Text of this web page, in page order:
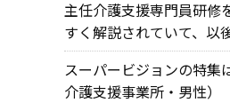
主任介護支援専門員研修
すく解説されていて、以
スーパービジョンの特集
介護支援事業所・男性）